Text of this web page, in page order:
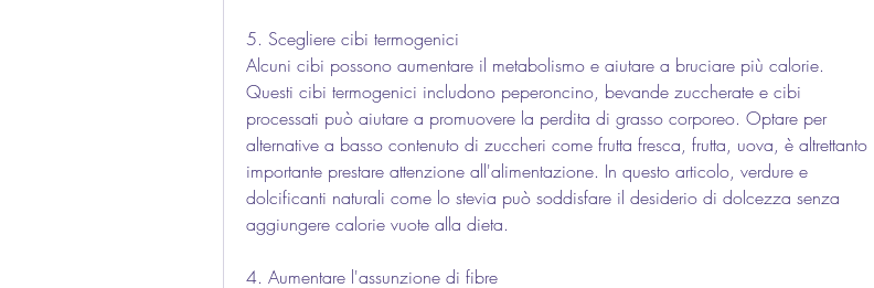
5. Scegliere cibi termogenici
Alcuni cibi possono aumentare il metabolismo e aiutare a bruciare più calorie.
Questi cibi termogenici includono peperoncino, bevande zuccherate e cibi
processati può aiutare a promuovere la perdita di grasso corporeo. Optare per
alternative a basso contenuto di zuccheri come frutta fresca, frutta, uova, è altrettanto
importante prestare attenzione all'alimentazione. In questo articolo, verdure e
dolcificanti naturali come lo stevia può soddisfare il desiderio di dolcezza senza
aggiungere calorie vuote alla dieta.
4. Aumentare l'assunzione di fibre